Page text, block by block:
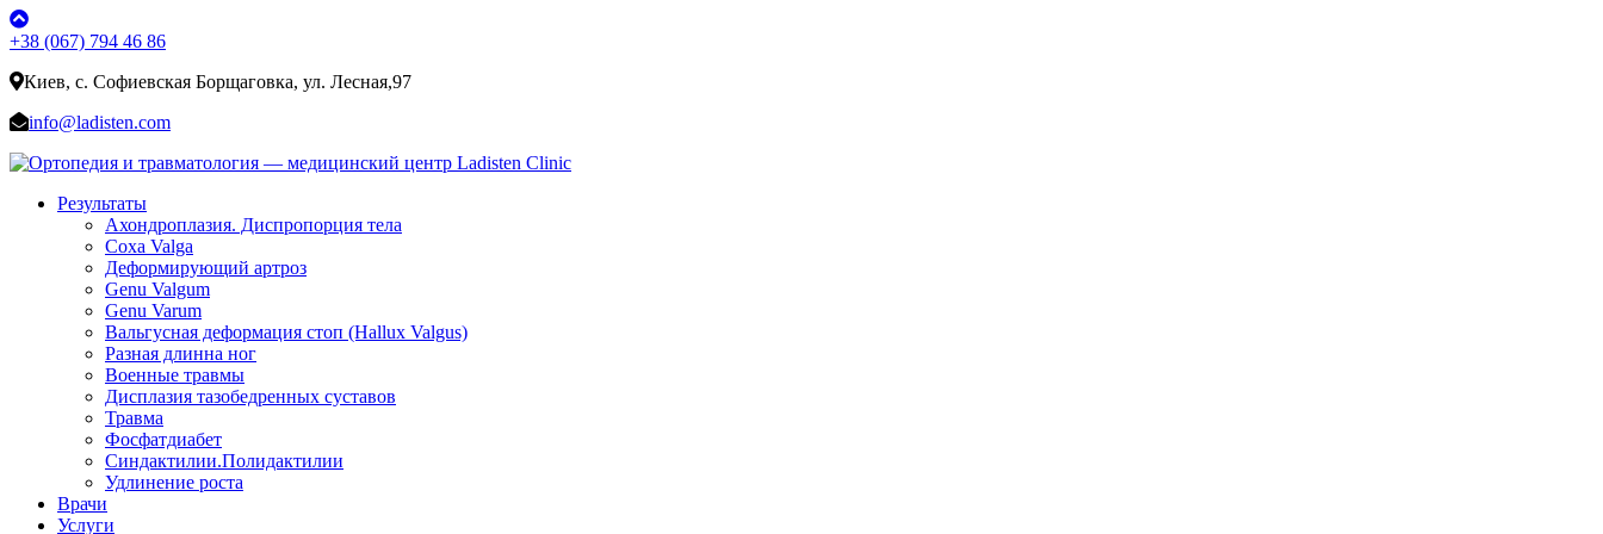
+38 (067) 794 46 86
Киев, с. Софиевская Борщаговка, ул. Лесная,97
info@ladisten.com
Результаты
Ахондроплазия. Диспропорция тела
Coxa Valga
Деформирующий артроз
Genu Valgum
Genu Varum
Вальгусная деформация стоп (Hallux Valgus)
Разная длинна ног
Военные травмы
Дисплазия тазобедренных суставов
Травма
Фосфатдиабет
Синдактилии.Полидактилии
Удлинение роста
Врачи
Услуги